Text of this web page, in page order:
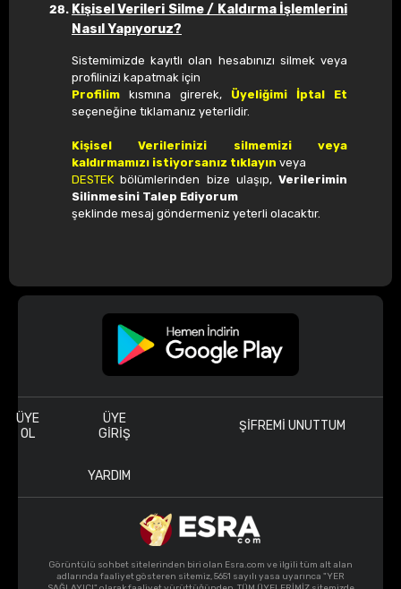
Kişisel Verileri Silme / Kaldırma İşlemlerini
Nasıl Yapıyoruz?
Sistemimizde kayıtlı olan hesabınızı silmek veya
profilinizi kapatmak için
Profilim kısmına girerek, Üyeliğimi İptal Et
seçeneğine tıklamanız yeterlidir.
Kişisel Verilerinizi silmemizi veya
kaldırmamızı istiyorsanız tıklayın veya
DESTEK bölümlerinden bize ulaşıp, Verilerimin
Silinmesini Talep Ediyorum
şeklinde mesaj göndermeniz yeterli olacaktır.
Görüntülü sohbet sitelerinden biri olan Esra.com ve ilgili tüm alt alan
adlarında faaliyet gösteren sitemiz, 5651 sayılı yasa uyarınca "YER
ÜYE
OL
ÜYE
GIRIŞ
ŞIFREMI UNUTTUM
YARDIM